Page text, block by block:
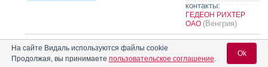
контакты:
ГЕДЕОН РИХТЕР
ОАО (Венгрия)
(Россия)
Произведено:
ORGANON PHARMA
На сайте Видаль используются файлы cookie
Продолжая, вы принимаете пользовательское соглашение.
Ok